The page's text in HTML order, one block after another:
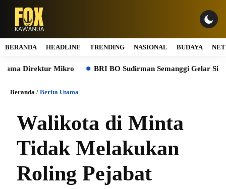
BERANDA HEADLINE TRENDING NASIONAL BUDAYA
Direktur Mikro BRI BO Sudirman Semanggi Gelar
Beranda / Berita Utama
Walikota di Minta
Tidak Melakukan
Roling Pejabat